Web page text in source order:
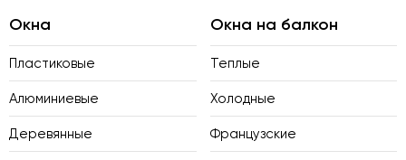
Окна
Пластиковые
Алюминиевые
Деревянные
Окна на балкон
Теплые
Холодные
Французские